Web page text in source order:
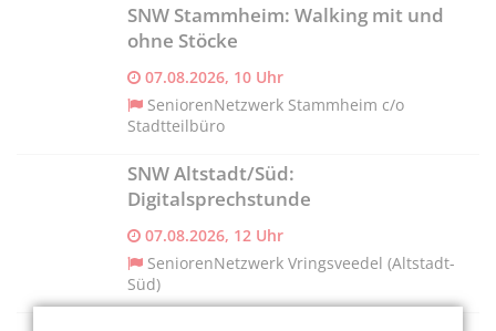
SNW Stammheim: Walking mit und
ohne Stöcke
07.08.2026, 10 Uhr
SeniorenNetzwerk Stammheim c/o
Stadtteilbüro
SNW Altstadt/Süd:
Digitalsprechstunde
07.08.2026, 12 Uhr
SeniorenNetzwerk Vringsveedel (Altstadt-
Süd)